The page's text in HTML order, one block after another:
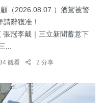
（2026.08.07.）酒駕被警
辭獲准！
冠李戴｜三立新聞蓄意下
...
觀看 2 分享